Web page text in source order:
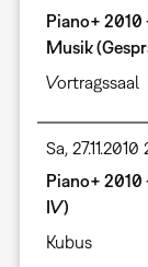
Piano+
Musik
Vortragssaal
Sa,
Piano+ 2010
IV)
Kubus